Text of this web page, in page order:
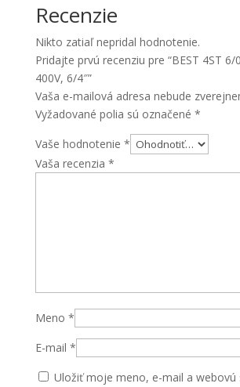
6/4"
Recenzie
Nikto zatiaľ nepridal hodnotenie.
Pridajte prvú recenziu pre “BEST 4ST 6/
400V, 6/4″”
Vaša e-mailová adresa nebude
Vyžadované polia sú označené *
Vaše hodnotenie *
Vaša recenzia *
Meno *
E-mail *
Uložiť moje meno, e-mail a webovú